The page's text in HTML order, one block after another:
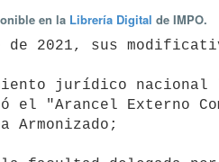
en la Librería Digital de IMPO.
"Arancel Externo
Armonizado;